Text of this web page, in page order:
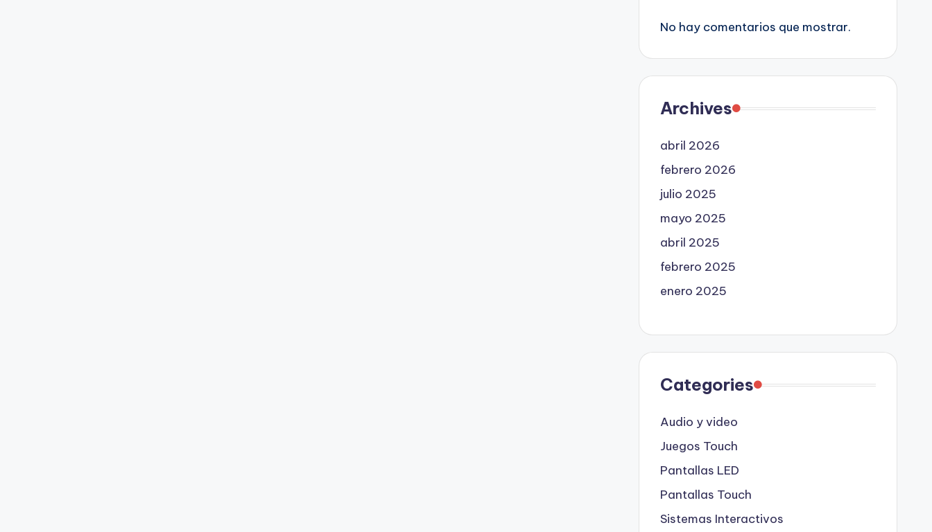
No hay comentarios que mostrar.
Archives
abril 2026
febrero 2026
julio 2025
mayo 2025
abril 2025
febrero 2025
enero 2025
Categories
Audio y video
Juegos Touch
Pantallas LED
Pantallas Touch
Sistemas Interactivos